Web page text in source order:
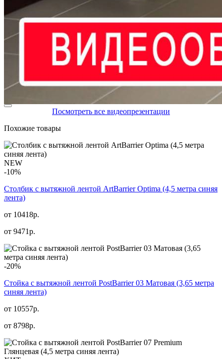
Посмотреть все видеопрезентации
Похожие товары
NEW
-10%
Столбик с вытяжной лентой ArtBarrier Оptima (4,5 метра синяя
лента)
от 10418р.
от 9471р.
-20%
Стойка с вытяжной лентой PostBarrier 03 Матовая (3,65 метра
синяя лента)
от 10557р.
от 8798р.